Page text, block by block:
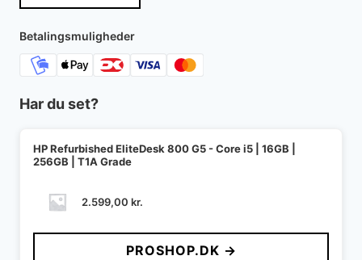
Betalingsmuligheder
Har du set?
HP Refurbished EliteDesk 800 G5 - Core i5 | 16GB |
256GB | T1A Grade
2.599,00 kr.
PROSHOP.DK →